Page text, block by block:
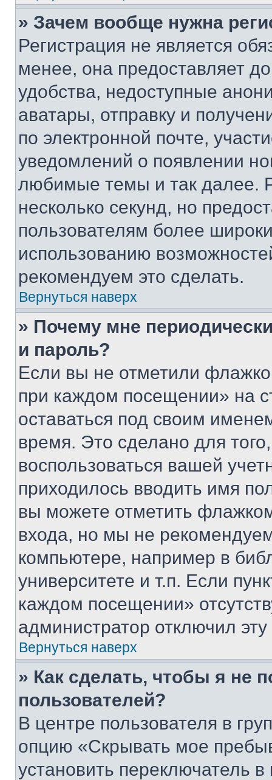
» Зачем вообще нужна
Регистрация не является
менее, она предоставляет
удобства, недоступные
аватары, отправку и
по электронной почте,
уведомлений о появлении
любимые темы и так далее.
несколько секунд, но
пользователям более
использованию
рекомендуем это сделать.
Вернуться наверх
» Почему мне
и пароль?
Если вы не отметили
при каждом посещении» на
оставаться под своим
время. Это сделано для
воспользоваться вашей
приходилось вводить имя
вы можете отметить
входа, но мы не
компьютере, например в
университете и т.п. Если
каждом посещении»
администратор отключил
Вернуться наверх
» Как сделать, чтобы я не
пользователей?
В центре пользователя в
опцию «Скрывать мое
установить переключатель